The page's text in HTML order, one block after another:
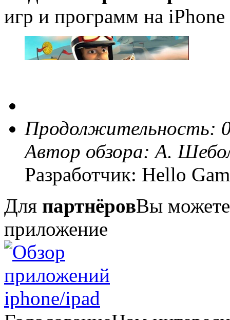
игр и программ на
Продолжительность:
Автор обзора:А.
Разработчик: Hello
Для партнёровВы можете
приложение